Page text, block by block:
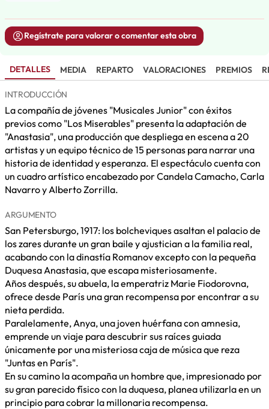
Regístrate para valorar o comentar esta obra
DETALLES MEDIA REPARTO VALORACIONES PREMIOS
INTRODUCCIÓN
La compañía de jóvenes "Musicales Junior" con éxitos
previos como "Los Miserables" presenta la adaptación de
"Anastasia", una producción que despliega en escena a 20
artistas y un equipo técnico de 15 personas para narrar una
historia de identidad y esperanza. El espectáculo cuenta con
un cuadro artístico encabezado por Candela Camacho, Carla
Navarro y Alberto Zorrilla.
ARGUMENTO
San Petersburgo, 1917: los bolcheviques asaltan el palacio de
los zares durante un gran baile y ajustician a la familia real,
acabando con la dinastía Romanov excepto con la pequeña
Duquesa Anastasia, que escapa misteriosamente.
Años después, su abuela, la emperatriz Marie Fiodorovna,
ofrece desde París una gran recompensa por encontrar a su
nieta perdida.
Paralelamente, Anya, una joven huérfana con amnesia,
emprende un viaje para descubrir sus raíces guiada
únicamente por una misteriosa caja de música que reza
"Juntas en París".
En su camino la acompaña un hombre que, impresionado por
su gran parecido físico con la duquesa, planea utilizarla en un
principio para cobrar la millonaria recompensa.